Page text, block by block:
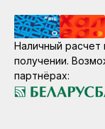
Наличный расчет
получении.
партнёрах: